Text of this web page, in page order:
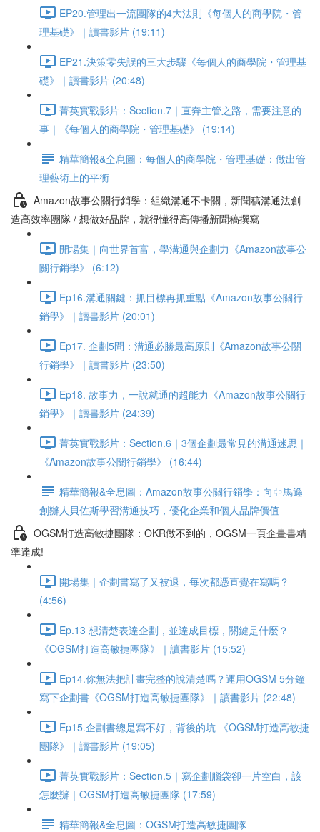
EP20.管理出一流團隊的4大法則《每個人的商學院・管
理基礎》｜讀書影片 (19:11)
EP21.決策零失誤的三大步驟《每個人的商學院・管理基
礎》｜讀書影片 (20:48)
菁英實戰影片：Section.7｜直奔主管之路，需要注意的
事｜《每個人的商學院・管理基礎》 (19:14)
精華簡報&全息圖：每個人的商學院・管理基礎：做出管
理藝術上的平衡
Amazon故事公關行銷學：組織溝通不卡關，新聞稿溝通法創
造高效率團隊 / 想做好品牌，就得懂得高傳播新聞稿撰寫
開場集｜向世界首富，學溝通與企劃力《Amazon故事公
關行銷學》 (6:12)
Ep16.溝通關鍵：抓目標再抓重點《Amazon故事公關行
銷學》｜讀書影片 (20:01)
Ep17. 企劃5問：溝通必勝最高原則《Amazon故事公關
行銷學》｜讀書影片 (23:50)
Ep18. 故事力，一說就通的超能力《Amazon故事公關行
銷學》｜讀書影片 (24:39)
菁英實戰影片：Section.6｜3個企劃最常見的溝通迷思｜
《Amazon故事公關行銷學》 (16:44)
精華簡報&全息圖：Amazon故事公關行銷學：向亞馬遜
創辦人貝佐斯學習溝通技巧，優化企業和個人品牌價值
OGSM打造高敏捷團隊：OKR做不到的，OGSM一頁企畫書精
準達成!
開場集｜企劃書寫了又被退，每次都憑直覺在寫嗎？
(4:56)
Ep.13 想清楚表達企劃，並達成目標，關鍵是什麼？
《OGSM打造高敏捷團隊》｜讀書影片 (15:52)
Ep14.你無法把計畫完整的說清楚嗎？運用OGSM 5分鐘
寫下企劃書《OGSM打造高敏捷團隊》｜讀書影片 (22:48)
Ep15.企劃書總是寫不好，背後的坑 《OGSM打造高敏捷
團隊》｜讀書影片 (19:05)
菁英實戰影片：Section.5｜寫企劃腦袋卻一片空白，該
怎麼辦｜OGSM打造高敏捷團隊 (17:59)
精華簡報&全息圖：OGSM打造高敏捷團隊